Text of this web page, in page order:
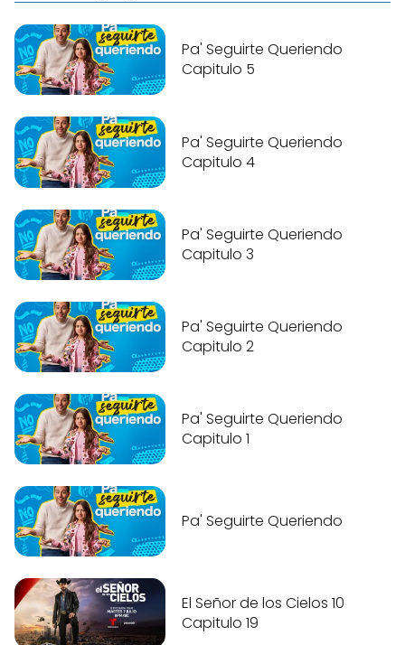
Pa' Seguirte Queriendo
Capitulo 5
Pa' Seguirte Queriendo
Capitulo 4
Pa' Seguirte Queriendo
Capitulo 3
Pa' Seguirte Queriendo
Capitulo 2
Pa' Seguirte Queriendo
Capitulo 1
Pa' Seguirte Queriendo
El Señor de los Cielos 10
Capitulo 19